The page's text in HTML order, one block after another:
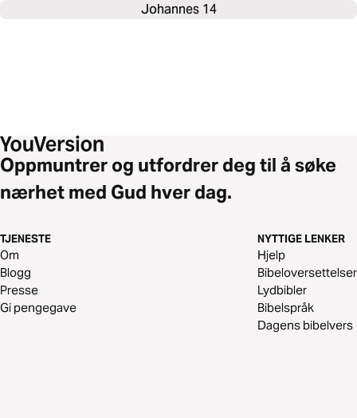
Johannes 14
Oppmuntrer og utfordrer deg til å søke
nærhet med Gud hver dag.
TJENESTE
Om
Blogg
Presse
Gi pengegave
NYTTIGE LENKER
Hjelp
Bibeloversettelser
Lydbibler
Bibelspråk
Dagens bibelvers